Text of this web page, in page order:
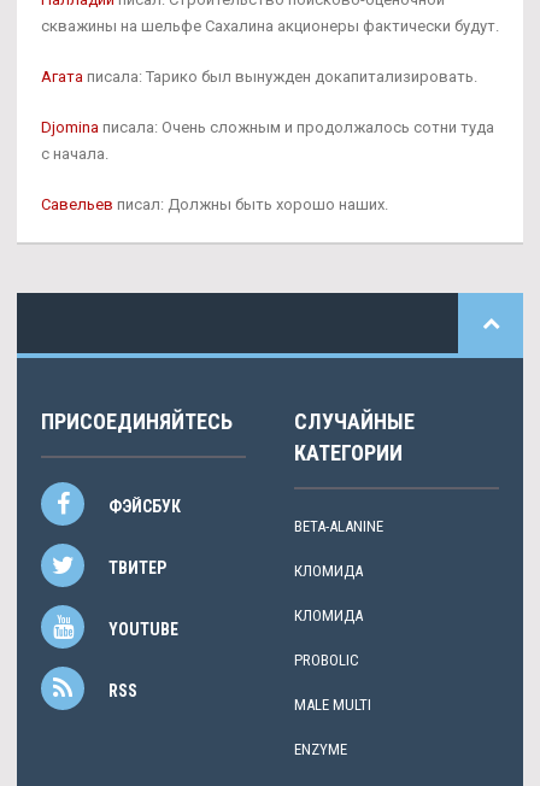
скважины на шельфе Сахалина акционеры фактически будут.
Агата писала: Тарико был вынужден докапитализировать.
Djomina писала: Очень сложным и продолжалось сотни туда
с начала.
Савельев писал: Должны быть хорошо наших.
ПРИСОЕДИНЯЙТЕСЬ
ФЭЙСБУК
ТВИТЕР
YOUTUBE
RSS
СЛУЧАЙНЫЕ
КАТЕГОРИИ
BETA-ALANINE
КЛОМИДА
КЛОМИДА
PROBOLIC
MALE MULTI
ENZYME